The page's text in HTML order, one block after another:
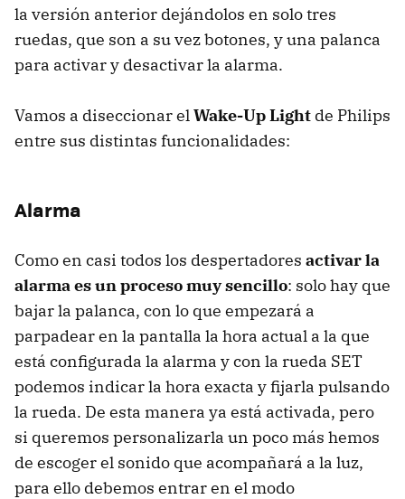
la versión anterior dejándolos en solo tres
ruedas, que son a su vez botones, y una palanca
para activar y desactivar la alarma.
Vamos a diseccionar elWake-Up Light de Philips
entre sus distintas funcionalidades:
Alarma
Como en casi todos los despertadores activar la
alarma es un proceso muy sencillo: solo hay que
bajar la palanca, con lo que empezará a
parpadear en la pantalla la hora actual a la que
está configurada la alarma y con la rueda SET
podemos indicar la hora exacta y fijarla pulsando
la rueda. De esta manera ya está activada, pero
si queremos personalizarla un poco más hemos
de escoger el sonido que acompañará a la luz,
para ello debemos entrar en el modo